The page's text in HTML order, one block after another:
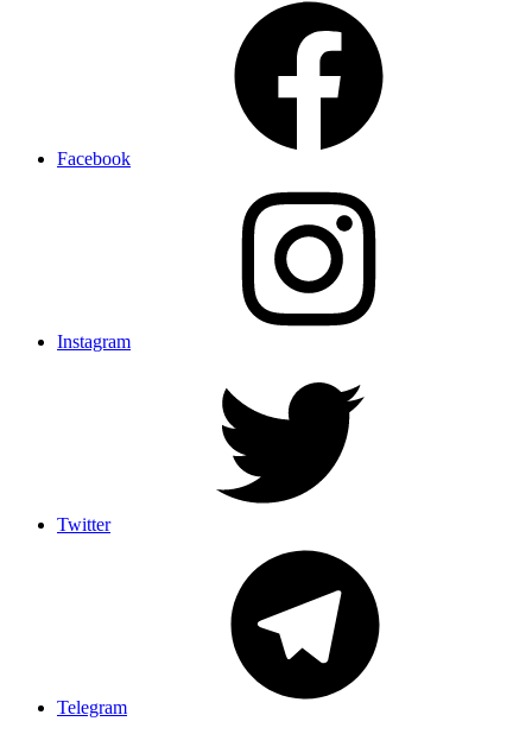
Facebook
Instagram
Twitter
Telegram